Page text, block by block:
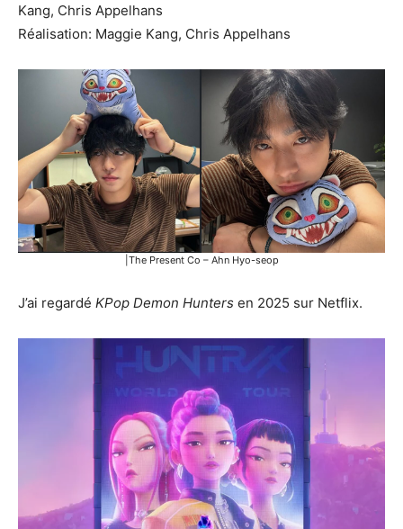
Kang, Chris Appelhans
Réalisation: Maggie Kang, Chris Appelhans
|The Present Co – Ahn Hyo-seop
J’ai regardé KPop Demon Hunters en 2025 sur Netflix.